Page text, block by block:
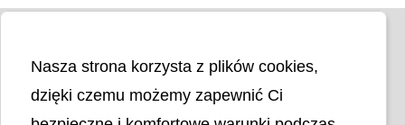
Nasza strona korzysta z plików cookies,
dzięki czemu możemy zapewnić Ci